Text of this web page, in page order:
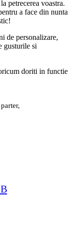
petrecerea voastra.
a face din nunta
de personalizare,
gusturile si
doriti in functie